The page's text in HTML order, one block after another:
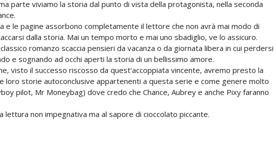
parte viviamo la storia dal punto di vista della protagonista, nella seconda
e le pagine assorbono completamente il lettore che non avrà mai modo di
dalla storia. Mai un tempo morto e mai uno sbadiglio, ve lo assicuro.
romanzo scaccia pensieri da vacanza o da giornata libera in cui perdersi
e sognando ad occhi aperti la storia di un bellissimo amore.
visto il successo riscosso da quest'accoppiata vincente, avremo presto la
loro storie autoconclusive appartenenti a questa serie e come genere molto
pilot, Mr Moneybag) dove credo che Chance, Aubrey e anche Pixy faranno
lettura non impegnativa ma al sapore di cioccolato piccante.